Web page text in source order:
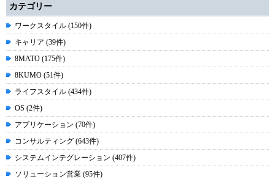
カテゴリー
ワークスタイル (150件)
キャリア (39件)
8MATO (175件)
8KUMO (51件)
ライフスタイル (434件)
OS (2件)
アプリケーション (70件)
コンサルティング (643件)
システムインテグレーション (407件)
ソリューション営業 (95件)